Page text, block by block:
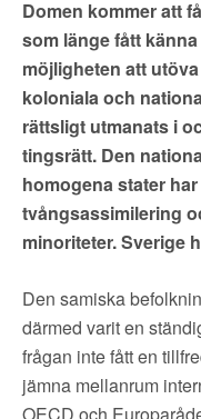
Domen kommer att
som länge fått
möjligheten att
koloniala och
rättsligt utmanats i
tingsrätt. Den
homogena stater
tvångsassimilering
minoriteter. Sverige
Den samiska
därmed varit en
frågan inte fått en
jämna mellanrum